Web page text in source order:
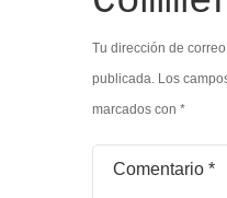
Tu dirección de
publicada. Los
marcados con *